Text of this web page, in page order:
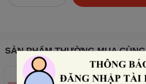
SẢN PHẨM THƯỜNG MUA CÙNG